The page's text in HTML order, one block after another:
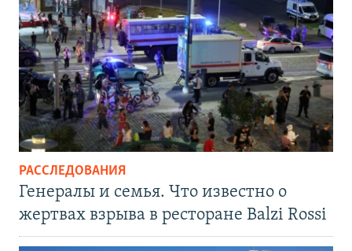
РАССЛЕДОВАНИЯ
Генералы и семья. Что известно о
жертвах взрыва в ресторане Balzi Rossi